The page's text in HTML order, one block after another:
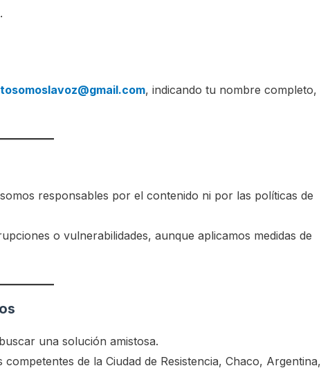
, indicando tu nombre completo,
responsables por el contenido ni por las políticas de
o vulnerabilidades, aunque aplicamos medidas de
una solución amistosa.
de la Ciudad de Resistencia, Chaco, Argentina,